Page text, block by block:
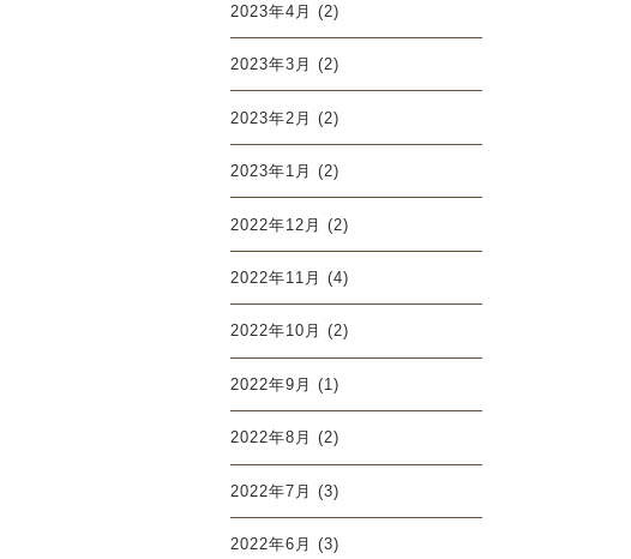
2023年4月 (2)
2023年3月 (2)
2023年2月 (2)
2023年1月 (2)
2022年12月 (2)
2022年11月 (4)
2022年10月 (2)
2022年9月 (1)
2022年8月 (2)
2022年7月 (3)
2022年6月 (3)